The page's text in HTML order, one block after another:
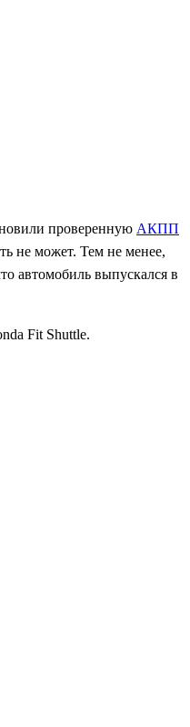
проверенную АКПП
не может. Тем не менее,
автомобиль выпускался в
Fit Shuttle.